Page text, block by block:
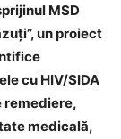
MSD
un proiect
cu HIV/SIDA
remediere,
medicală,